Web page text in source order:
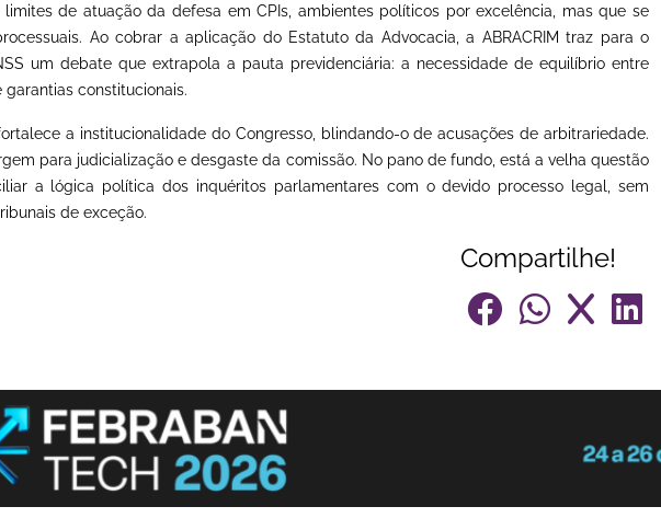
de atuação da defesa em CPIs, ambientes políticos por excelência, mas que se
Ao cobrar a aplicação do Estatuto da Advocacia, a ABRACRIM traz para o
um debate que extrapola a pauta previdenciária: a necessidade de equilíbrio entre
constitucionais.
a institucionalidade do Congresso, blindando-o de acusações de arbitrariedade.
para judicialização e desgaste da comissão. No pano de fundo, está a velha questão
a lógica política dos inquéritos parlamentares com o devido processo legal, sem
de exceção.
Compartilhe!